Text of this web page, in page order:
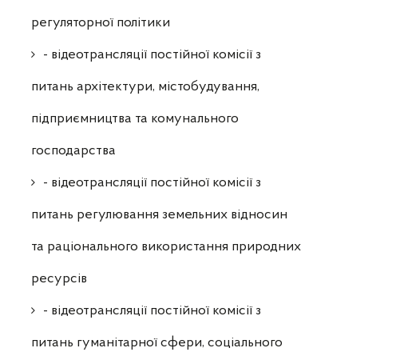
регуляторної політики
- відеотрансляції постійної комісії з
питань архітектури, містобудування,
підприємництва та комунального
господарства
- відеотрансляції постійної комісії з
питань регулювання земельних відносин
та раціонального використання природних
ресурсів
- відеотрансляції постійної комісії з
питань гуманітарної сфери, соціального